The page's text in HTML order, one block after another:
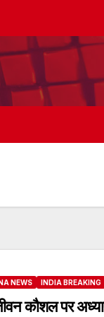
NEWS INDIA BREAKING
कौशल पर